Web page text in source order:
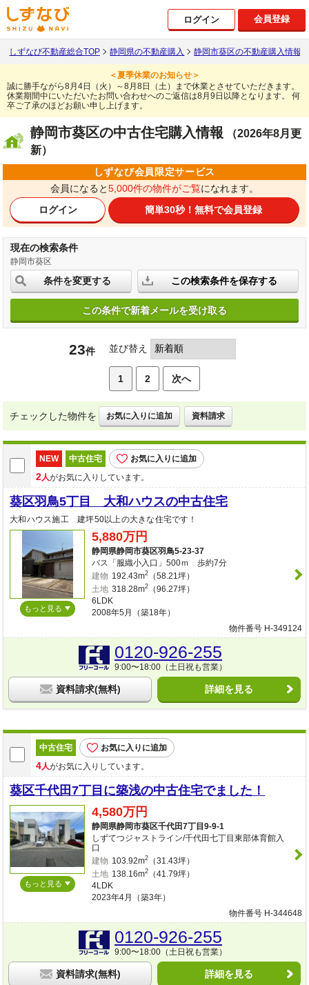
ログイン 会員登録
しずなび不動産総合TOP 静岡県の不動産購入 静岡市葵区の不動産購入情報
＜夏季休業のお知らせ＞
誠に勝手ながら8月4日（火）～8月8日（土）まで休業とさせていただきます。
休業期間中にいただいたお問い合わせへのご返信は8月9日以降となります。
何
卒ご了承のほどお願い申し上げます。
静岡市葵区の中古住宅購入情報
（2026年8月更
新）
しずなび会員限定サービス
会員になると5,000件の物件がご覧になれます。
ログイン
簡単30秒！無料で会員登録
現在の検索条件
静岡市葵区
条件を変更する この検索条件を保存する
この条件で新着メールを受け取る
23件 並び替え
1 2 次へ
チェックした物件を お気に入りに追加 資料請求
NEW 中古住宅 お気に入りに追加
2人がお気に入りしています。
葵区羽鳥5丁目 大和ハウスの中古住宅
大和ハウス施工 建坪50以上の大きな住宅です！
もっと見る
5,880万円
静岡県静岡市葵区羽鳥5-23-37
バス「服織小入口」500ｍ 歩約7分
建物 192.43m2（58.21坪）
土地 318.28m2（96.27坪）
6LDK
2008年5月（築18年）
物件番号 H-349124
0120-926-255
9:00〜18:00（土日祝も営業）
資料請求(無料) 詳細を見る
中古住宅 お気に入りに追加
4人がお気に入りしています。
葵区千代田7丁目に築浅の中古住宅でました！
もっと見る
4,580万円
静岡県静岡市葵区千代田7丁目9-9-1
しずてつジャストライン/千代田七丁目東部体育館入
口
建物 103.92m2（31.43坪）
土地 138.16m2（41.79坪）
4LDK
2023年4月（築3年）
物件番号 H-344648
0120-926-255
9:00〜18:00（土日祝も営業）
資料請求(無料) 詳細を見る